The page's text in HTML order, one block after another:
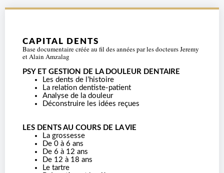
CAPITAL DENTS
Base documentaire créée au fil des années par les docteurs Jeremy
et Alain Amzalag
PSY ET GESTION DE LA DOULEUR DENTAIRE
Les dents de l’histoire
La relation dentiste-patient
Analyse de la douleur
Déconstruire les idées reçues
LES DENTS AU COURS DE LA VIE
La grossesse
De 0 à 6 ans
De 6 à 12 ans
De 12 à 18 ans
Le tartre